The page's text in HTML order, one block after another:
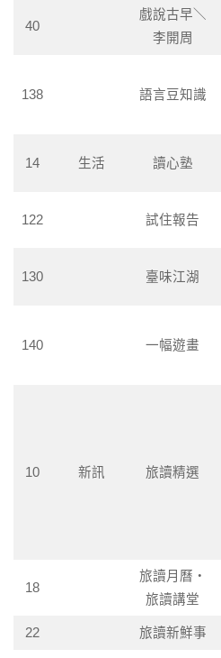
40
戲說古早＼
李開周
138 語言豆知識
14 生活 讀心塾
122 試住報告
130 臺味江湖
140 一幅遊畫
10 新訊 旅讀精選
18
旅讀月曆‧
旅讀講堂
22 旅讀新鮮事